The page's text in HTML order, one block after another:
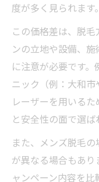
度が多く見られます。
この価格差は、脱
ンの立地や設備、
に注意が必要です
ニック（例：大和
レーザーを用いる
と安全性の面で選ば
また、メンズ脱毛
が異なる場合もあ
ャンペーン内容を